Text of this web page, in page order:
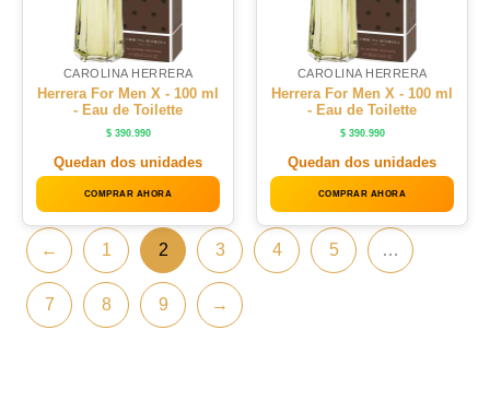
CAROLINA HERRERA
Herrera For Men X - 100 ml
- Eau de Toilette
$390.990
Quedan dos unidades
COMPRAR AHORA
CAROLINA HERRERA
Herrera For Men X - 100 ml
- Eau de Toilette
$390.990
Quedan dos unidades
COMPRAR AHORA
← 1 2 3 4 5 …
7 8 9 →